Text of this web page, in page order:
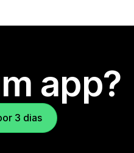
app?
3 dias